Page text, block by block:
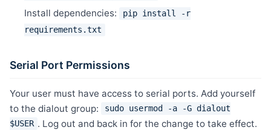
Install dependencies:
pip install -r
requirements.txt
Serial Port Permissions
Your user must have access to serial ports. Add yourself
to the dialout group:
sudo usermod -a -G dialout
$USER . Log out and back in for the change to take effect.